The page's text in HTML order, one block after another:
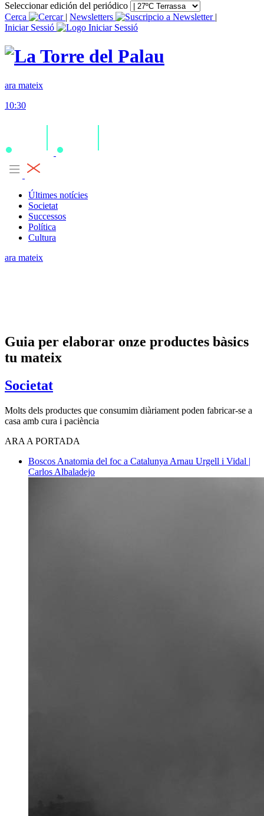
Seleccionar edición del periódico
Cerca
| Newsletters
|
Iniciar Sessió
ara mateix
10:30
Últimes notícies
Societat
Successos
Política
Cultura
ara mateix
Guia per elaborar onze productes bàsics
tu mateix
Societat
Molts dels productes que consumim diàriament poden fabricar-se a
casa amb cura i paciència
ARA A PORTADA
Boscos Anatomia del foc a Catalunya Arnau Urgell i Vidal |
Carlos Albaladejo